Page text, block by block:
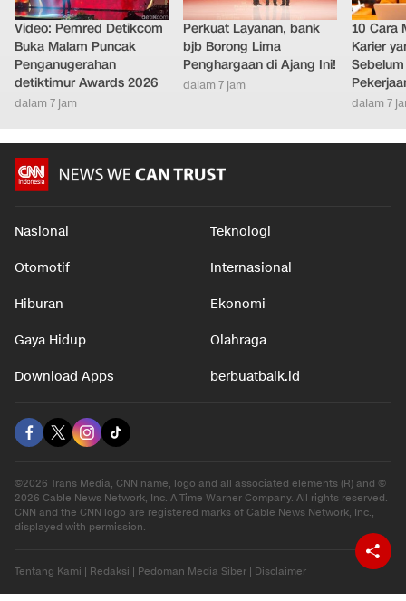
Video: Pemred Detikcom
Buka Malam Puncak
Penganugerahan
detiktimur Awards 2026
dalam 7 jam
Perkuat Layanan, bank
bjb Borong Lima
Penghargaan di Ajang Ini!
dalam 7 jam
10 Cara
Karier
dalam 7
Nasional Teknologi
Otomotif Internasional
Hiburan Ekonomi
Gaya Hidup Olahraga
Download Apps berbuatbaik.id
©2026 Trans Media, CNN name, logo and all associated elements (R) and ©
2026 Cable News Network, Inc. A Time Warner Company. All rights reserved.
CNN and the CNN logo are registered marks of Cable News Network, Inc.,
displayed with permission.
Tentang Kami | Redaksi | Pedoman Media Siber | Disclaimer